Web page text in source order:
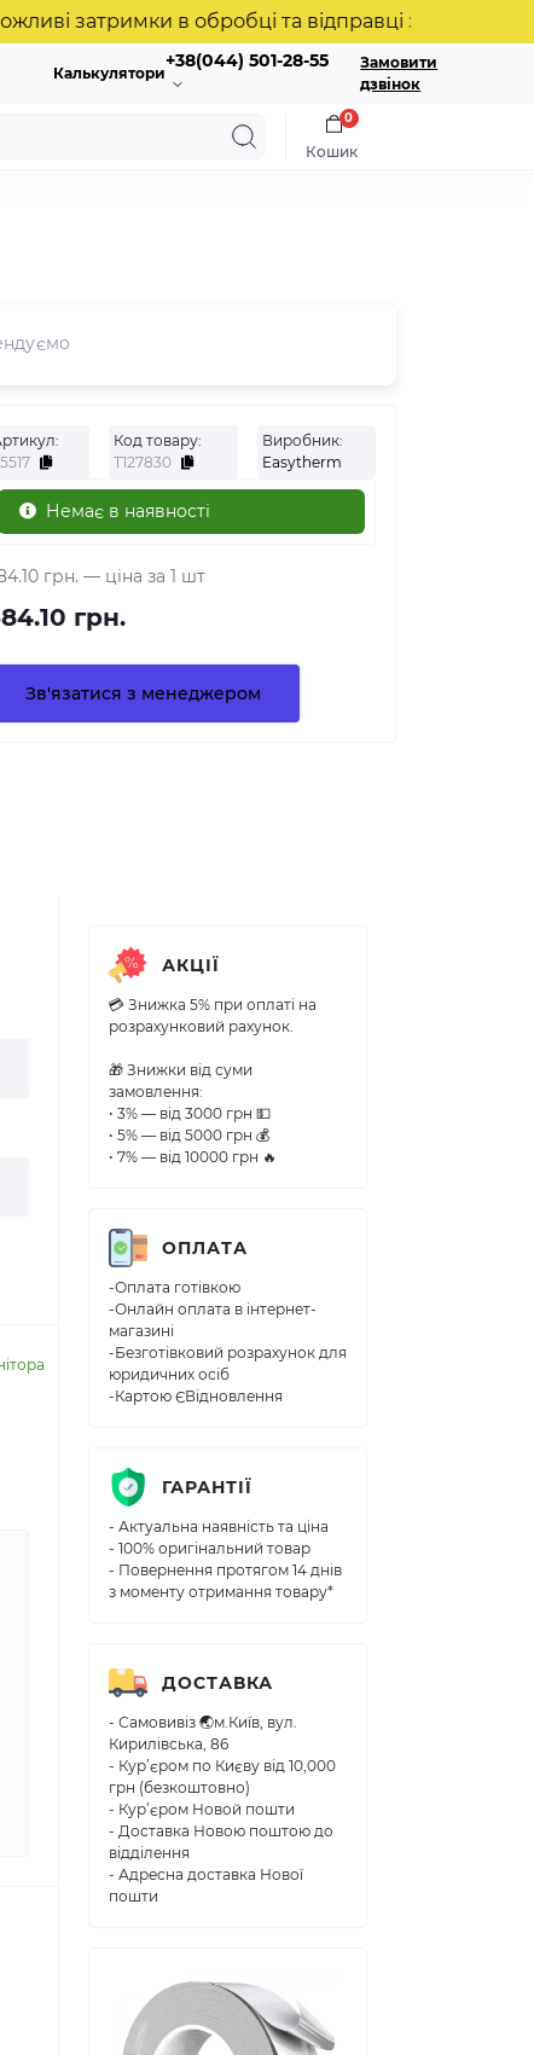
затримки в обробці та відправці замовлень.
Калькулятори
+38(044) 501-28-55
Замовити
дзвінок
Кошик
0
Код товару:
Т127830
Виробник:
Easytherm
Немає в наявності
грн. — ціна за 1 шт
грн.
Зв'язатися з менеджером
АКЦІЇ
💳 Знижка 5% при оплаті на
розрахунковий рахунок.
🎁 Знижки від суми
замовлення:
• 3% — від 3000 грн 💵
• 5% — від 5000 грн 💰
• 7% — від 10000 грн 🔥
ОПЛАТА
-Оплата готівкою
-Онлайн оплата в інтернет-
магазині
-Безготівковий розрахунок для
юридичних осіб
-Картою ЄВідновлення
ГАРАНТІЇ
- Актуальна наявність та ціна
- 100% оригінальний товар
- Повернення протягом 14 днів
з моменту отримання товару*
ДОСТАВКА
- Самовивіз 🌏м.Київ, вул.
Кирилівська, 86
- Кур’єром по Києву від 10,000
грн (безкоштовно)
- Кур’єром Новой пошти
- Доставка Новою поштою до
відділення
- Адресна доставка Нової
пошти